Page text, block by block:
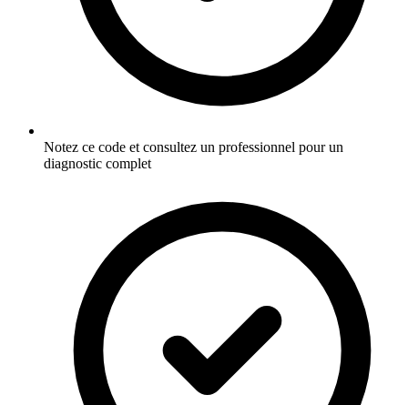
Notez ce code et consultez un professionnel pour un
diagnostic complet